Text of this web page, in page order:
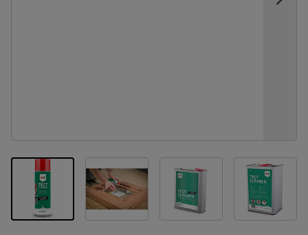
View larger imageView larger imageView larger image
View